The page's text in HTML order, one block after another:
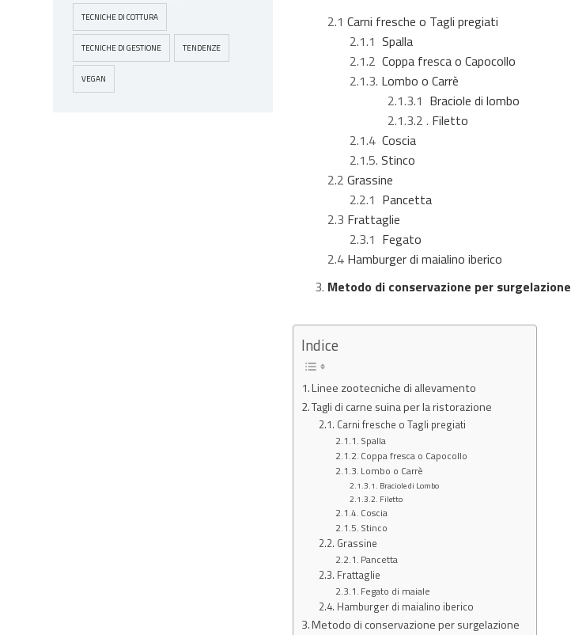
TECNICHE DI COTTURA
TECNICHE DI GESTIONE TENDENZE
VEGAN
2.1 Carni fresche o Tagli pregiati
2.1.1 Spalla
2.1.2 Coppa fresca o Capocollo
2.1.3. Lombo o Carrè
2.1.3.1 Braciole di lombo
2.1.3.2 . Filetto
2.1.4 Coscia
2.1.5. Stinco
2.2 Grassine
2.2.1 Pancetta
2.3 Frattaglie
2.3.1 Fegato
2.4 Hamburger di maialino iberico
3. Metodo di conservazione per surgelazione
Indice
Linee zootecniche di allevamento
Tagli di carne suina per la ristorazione
Carni fresche o Tagli pregiati
Spalla
Coppa fresca o Capocollo
Lombo o Carrè
Braciole di Lombo
Filetto
Coscia
Stinco
Grassine
Pancetta
Frattaglie
Fegato di maiale
Hamburger di maialino iberico
Metodo di conservazione per surgelazione